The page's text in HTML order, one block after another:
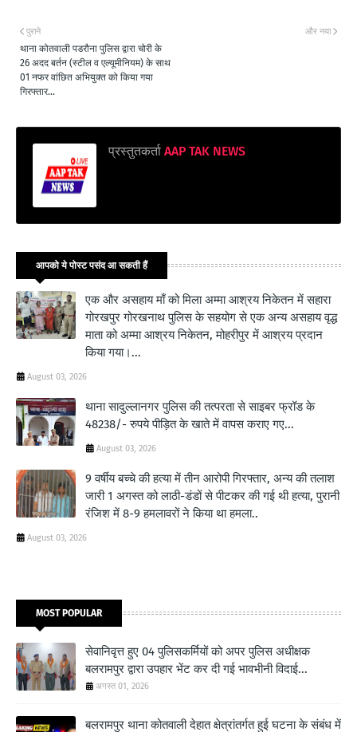
और नया
पुराने
थाना कोतवाली पडरौना पुलिस द्वारा चोरी के
26 अदद बर्तन (स्टील व एल्यूमीनियम) के साथ
01 नफर वांछित अभियुक्त को किया गया
गिरफ्तार...
प्रस्तुतकर्ता AAP TAK NEWS
आपको ये पोस्ट पसंद आ सकती हैं
एक और असहाय माँ को मिला अम्मा आश्रय निकेतन में सहारा
गोरखपुर गोरखनाथ पुलिस के सहयोग से एक अन्य असहाय वृद्ध
माता को अम्मा आश्रय निकेतन, मोहरीपुर में आश्रय प्रदान
किया गया।...
August 03, 2026
थाना सादुल्लानगर पुलिस की तत्परता से साइबर फ्रॉड के
48238/- रुपये पीड़ित के खाते में वापस कराए गए...
August 03, 2026
9 वर्षीय बच्चे की हत्या में तीन आरोपी गिरफ्तार, अन्य की तलाश
जारी 1 अगस्त को लाठी-डंडों से पीटकर की गई थी हत्या, पुरानी
रंजिश में 8-9 हमलावरों ने किया था हमला..
August 03, 2026
MOST POPULAR
सेवानिवृत्त हुए 04 पुलिसकर्मियों को अपर पुलिस अधीक्षक
बलरामपुर द्वारा उपहार भेंट कर दी गई भावभीनी विदाई...
अगस्त 01, 2026
बलरामपुर थाना कोतवाली देहात क्षेत्रांतर्गत हुई घटना के संबंध में